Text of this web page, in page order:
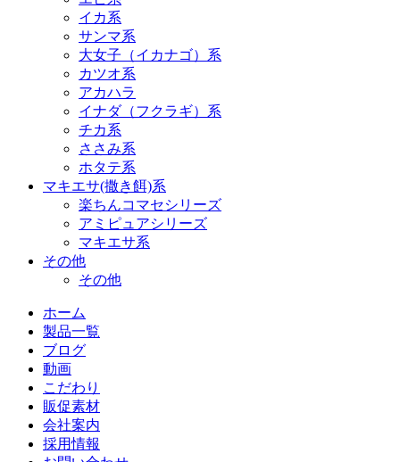
イカ系
サンマ系
大女子（イカナゴ）系
カツオ系
アカハラ
イナダ（フクラギ）系
チカ系
ささみ系
ホタテ系
マキエサ(撒き餌)系
楽ちんコマセシリーズ
アミピュアシリーズ
マキエサ系
その他
その他
ホーム
製品一覧
ブログ
動画
こだわり
販促素材
会社案内
採用情報